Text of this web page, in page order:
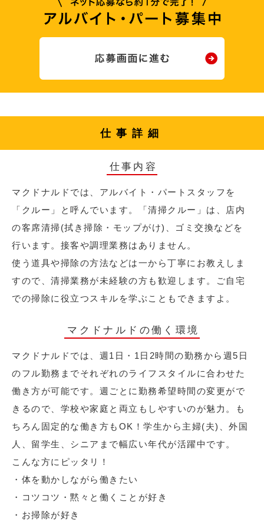
仕事詳細
仕事内容
マクドナルドでは、アルバイト・パートスタッフを
「クルー」と呼んでいます。「清掃クルー」は、店内
の客席清掃(拭き掃除・モップがけ)、ゴミ交換などを
行います。接客や調理業務はありません。
使う道具や掃除の方法などは一から丁寧にお教えしま
すので、清掃業務が未経験の方も歓迎します。ご自宅
での掃除に役立つスキルを学ぶこともできますよ。
マクドナルドの働く環境
マクドナルドでは、週1日・1日2時間の勤務から週5日
のフル勤務までそれぞれのライフスタイルに合わせた
働き方が可能です。週ごとに勤務希望時間の変更がで
きるので、学校や家庭と両立もしやすいのが魅力。も
ちろん固定的な働き方もOK！学生から主婦(夫)、外国
人、留学生、シニアまで幅広い年代が活躍中です。
こんな方にピッタリ！
・体を動かしながら働きたい
・コツコツ・黙々と働くことが好き
・お掃除が好き